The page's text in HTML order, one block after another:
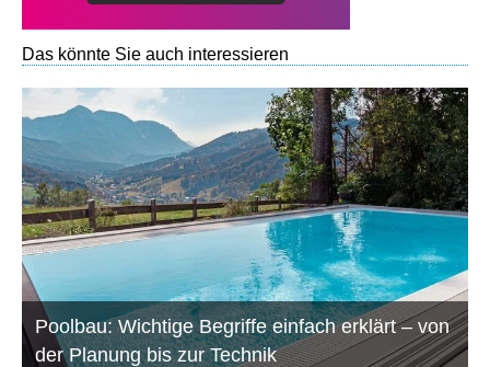
Das könnte Sie auch interessieren
Poolbau: Wichtige Begriffe einfach erklärt – von
der Planung bis zur Technik